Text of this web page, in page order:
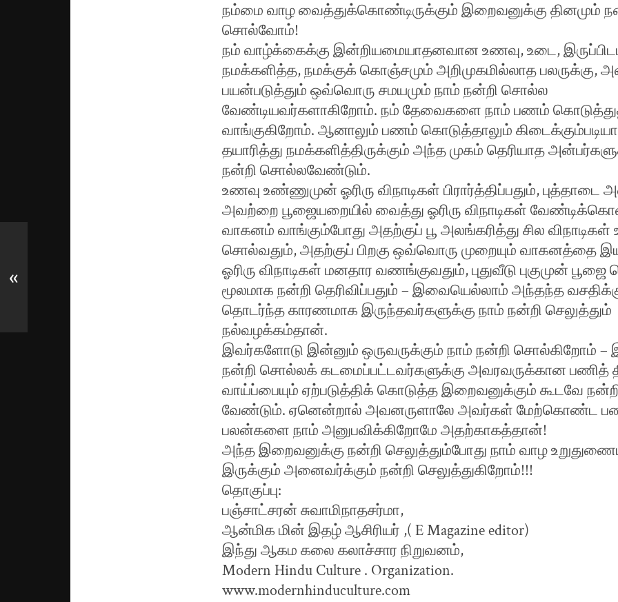
நம்மை வாழ வைத்துக்கொண்டிருக்கும் இறைவனுக்கு தினமும்
சொல்வோம்!
நம் வாழ்க்கைக்கு இன்றியமையாதனவான உணவு, உடை,
நமக்களித்த, நமக்குக் கொஞ்சமும் அறிமுகமில்லாத பலருக்கு,
பயன்படுத்தும் ஒவ்வொரு சமயமும் நாம் நன்றி சொல்ல
வேண்டியவர்களாகிறோம். நம் தேவைகளை நாம் பணம்
வாங்குகிறோம். ஆனாலும் பணம் கொடுத்தாலும்
தயாரித்து நமக்களித்திருக்கும் அந்த முகம் தெரியாத
நன்றி சொல்லவேண்டும்.
உணவு உண்ணுமுன் ஓரிரு விநாடிகள் பிரார்த்திப்பதும், புத்தாடை
அவற்றை பூஜையறையில் வைத்து ஓரிரு விநாடிகள்
வாகனம் வாங்கும்போது அதற்குப் பூ அலங்கரித்து சில விநாடிகள்
சொல்வதும், அதற்குப் பிறகு ஒவ்வொரு முறையும் வாகனத்தை
ஓரிரு விநாடிகள் மனதார வணங்குவதும், புதுவீடு புகுமுன்
மூலமாக நன்றி தெரிவிப்பதும் – இவையெல்லாம் அந்தந்த
தொடர்ந்த காரணமாக இருந்தவர்களுக்கு நாம் நன்றி செலுத்தும்
நல்வழக்கம்தான்.
இவர்களோடு இன்னும் ஒருவருக்கும் நாம் நன்றி சொல்கிறோம்
நன்றி சொல்லக் கடமைப்பட்டவர்களுக்கு அவரவருக்கான பணித்
வாய்ப்பையும் ஏற்படுத்திக் கொடுத்த இறைவனுக்கும் கூடவே
வேண்டும். ஏனென்றால் அவனருளாலே அவர்கள் மேற்கொண்ட
பலன்களை நாம் அனுபவிக்கிறோமே அதற்காகத்தான்!
அந்த இறைவனுக்கு நன்றி செலுத்தும்போது நாம் வாழ
இருக்கும் அனைவர்க்கும் நன்றி செலுத்துகிறோம்!!!
தொகுப்பு:
பஞ்சாட்சரன் சுவாமிநாதசர்மா,
ஆன்மிக மின் இதழ் ஆசிரியர் ,( E Magazine editor)
இந்து ஆகம கலை கலாச்சார நிறுவனம்,
Modern Hindu Culture . Organization.
www.modernhinduculture.com
«